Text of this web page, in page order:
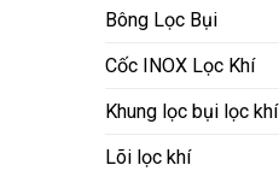
Bông Lọc Bụi
Cốc INOX Lọc Khí
Khung lọc bụi lọc khí
Lõi lọc khí